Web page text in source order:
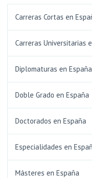
Carreras Cortas en
Carreras Universitarias
Diplomaturas en España
Doble Grado en España
Doctorados en España
Especialidades en
Másteres en España